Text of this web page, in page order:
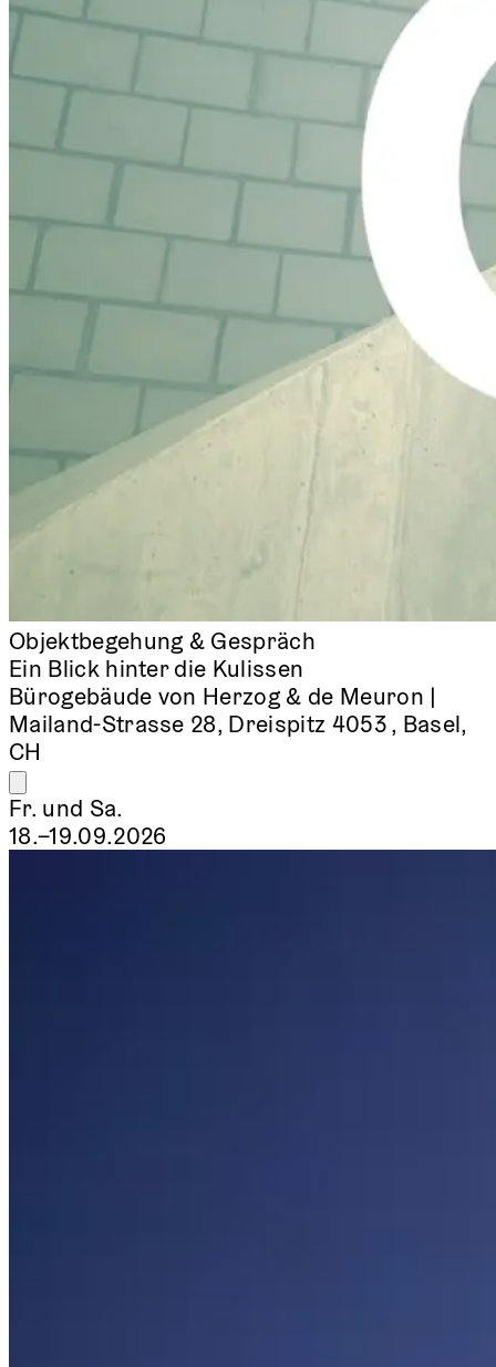
Objektbegehung & Gespräch
Ein Blick hinter die Kulissen
Bürogebäude von Herzog & de Meuron |
Mailand-Strasse 28, Dreispitz 4053 , Basel,
CH
Fr. und Sa.
18.–19.09.2026